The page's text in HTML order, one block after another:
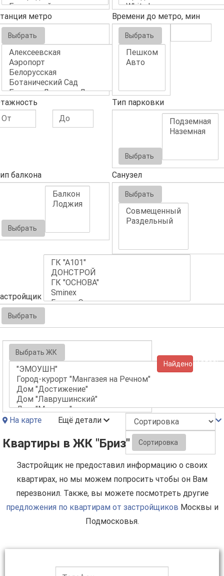
метро
Выбрать
Времени до метро, мин
Выбрать
Тип парковки
Выбрать
балкона
Выбрать
Санузел
Выбрать
Выбрать
Выбрать ЖК
Найдено (10533)
На карте Ещё детали
Сортировка
Квартиры в ЖК "Бриз"
Застройщик не предоставил информацию о своих
квартирах, но мы можем попросить чтобы он Вам
перезвонил. Также, вы можете посмотреть другие
предложения по квартирам от застройщиков Москвы и
Подмосковья.